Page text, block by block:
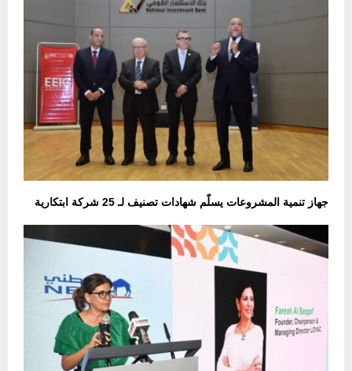
جهاز تنمية المشروعات يسلّم شهادات تصنيف لـ 25 شركة ابتكارية